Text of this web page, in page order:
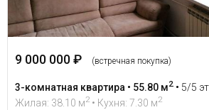
9 000 000 ₽ (встречная покупка)
3-комнатная квартира • 55.80 м2 • 5/5
Жилая: 38.10 м2 • Кухня: 7.30 м2